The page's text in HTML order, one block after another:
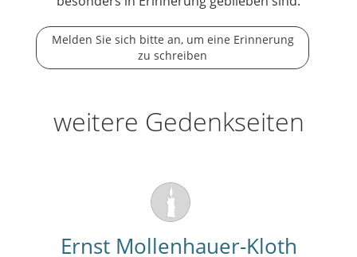
Melden Sie sich bitte an, um eine Erinnerung
zu schreiben
weitere Gedenkseiten
Ernst Mollenhauer-Kloth